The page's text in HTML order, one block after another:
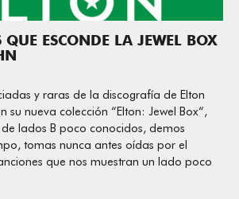
QUE ESCONDE LA JEWEL BOX
y raras de la discografía de Elton
su nueva colección “Elton: Jewel Box“,
lados B poco conocidos, demos
tomas nunca antes oídas por el
que nos muestran un lado poco